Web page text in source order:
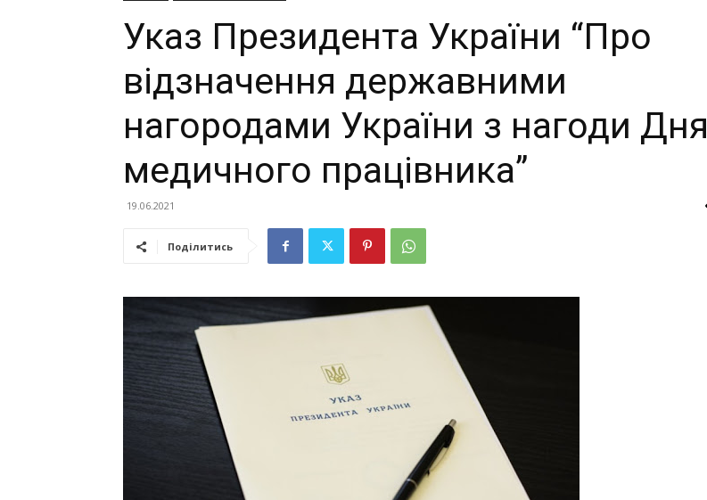
України
Указ Президента України “Про
відзначення державними
нагородами України з нагоди Дня
медичного працівника”
19.06.2021
Поділитись